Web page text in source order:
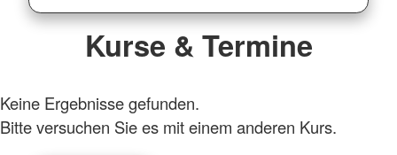
Kurse & Termine
Keine Ergebnisse gefunden.
Bitte versuchen Sie es mit einem anderen Kurs.